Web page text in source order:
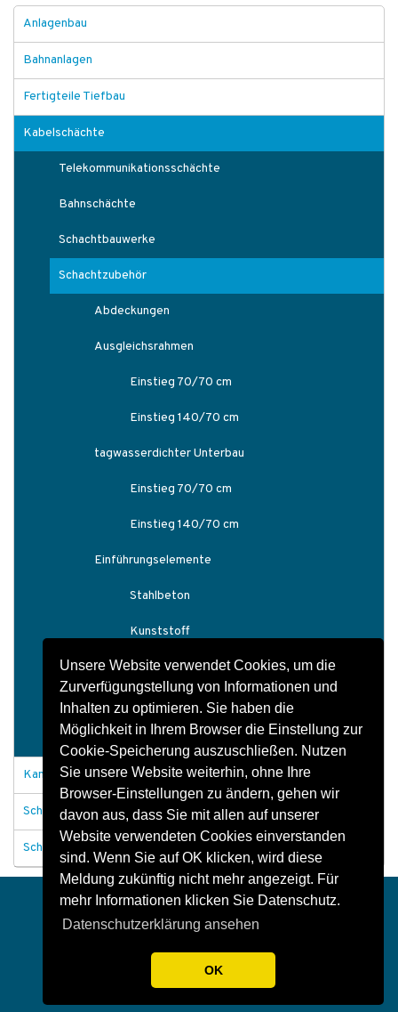
Unsere Website verwendet Cookies, um die
Zurverfügungstellung von Informationen und
Inhalten zu optimieren. Sie haben die
Möglichkeit in Ihrem Browser die Einstellung zur
Cookie-Speicherung auszuschließen. Nutzen
Sie unsere Website weiterhin, ohne Ihre
Browser-Einstellungen zu ändern, gehen wir
davon aus, dass Sie mit allen auf unserer
Website verwendeten Cookies einverstanden
sind. Wenn Sie auf OK klicken, wird diese
Meldung zukünftig nicht mehr angezeigt. Für
mehr Informationen klicken Sie Datenschutz.
Datenschutzerklärung ansehen
OK
Anlagenbau
Bahnanlagen
Fertigteile Tiefbau
Kabelschächte
Telekommunikationsschächte
Bahnschächte
Schachtbauwerke
Schachtzubehör
Abdeckungen
Ausgleichsrahmen
Einstieg 70/70 cm
Einstieg 140/70 cm
tagwasserdichter Unterbau
Einstieg 70/70 cm
Einstieg 140/70 cm
Einführungselemente
Stahlbeton
Kunststoff
Kabelhalter
Deckelausheber
Sicherheitsabdeckungen
Kanäle und Durchlässe
Schachtabdeckungen
Schachtbauwerke allgemein
Impressum Datenschutz Kontakt